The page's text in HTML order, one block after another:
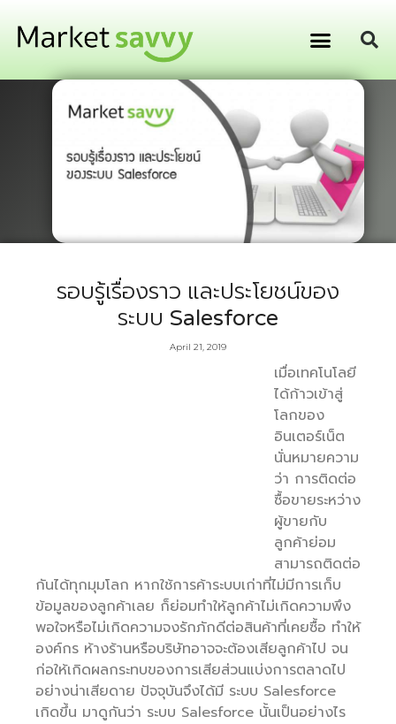
รอบรู้เรื่องราว และประโยชน์ของ
ระบบ Salesforce
April 21, 2019
เมื่อเทคโนโลยี
ได้ก้าวเข้าสู่
โลกของ
อินเตอร์เน็ต
นั่นหมายความ
ว่า การติดต่อ
ซื้อขายระหว่าง
ผู้ขายกับ
ลูกค้าย่อม
สามารถติดต่อ
กันได้ทุกมุมโลก หากใช้การค้าระบบเก่าที่ไม่มีการเก็บ
ข้อมูลของลูกค้าเลย ก็ย่อมทำให้ลูกค้าไม่เกิดความพึง
พอใจหรือไม่เกิดความจงรักภักดีต่อสินค้าที่เคยซื้อ ทำให้
องค์กร ห้างร้านหรือบริษัทอาจจะต้องเสียลูกค้าไป จน
ก่อให้เกิดผลกระทบของการเสียส่วนแบ่งการตลาดไป
อย่างน่าเสียดาย ปัจจุบันจึงได้มี ระบบ Salesforce
เกิดขึ้น มาดูกันว่า ระบบ Salesforce นั้นเป็นอย่างไร